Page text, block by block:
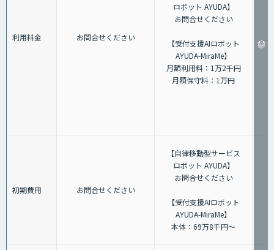
利用料金 お問合せください
ロボット AYUDA】
お問合せください
【受付支援AIロボット
AYUDA-MiraMe】
月額利用料：1万2千円
月額保守料：1万円
初期費用 お問合せください
【自律移動型サービス
ロボット AYUDA】
お問合せください
【受付支援AIロボット
AYUDA-MiraMe】
本体：69万8千円～